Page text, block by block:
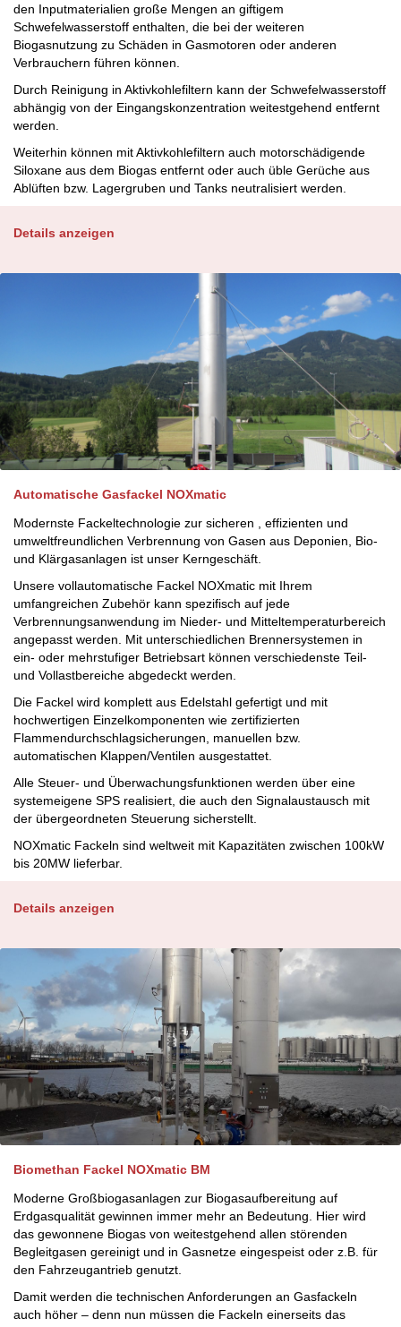
den Inputmaterialien große Mengen an giftigem
Schwefelwasserstoff enthalten, die bei der weiteren
Biogasnutzung zu Schäden in Gasmotoren oder anderen
Verbrauchern führen können.
Durch Reinigung in Aktivkohlefiltern kann der Schwefelwasserstoff
abhängig von der Eingangskonzentration weitestgehend entfernt
werden.
Weiterhin können mit Aktivkohlefiltern auch motorschädigende
Siloxane aus dem Biogas entfernt oder auch üble Gerüche aus
Ablüften bzw. Lagergruben und Tanks neutralisiert werden.
Details anzeigen
Automatische Gasfackel NOXmatic
Modernste Fackeltechnologie zur sicheren , effizienten und
umweltfreundlichen Verbrennung von Gasen aus Deponien, Bio-
und Klärgasanlagen ist unser Kerngeschäft.
Unsere vollautomatische Fackel NOXmatic mit Ihrem
umfangreichen Zubehör kann spezifisch auf jede
Verbrennungsanwendung im Nieder- und Mitteltemperaturbereich
angepasst werden. Mit unterschiedlichen Brennersystemen in
ein- oder mehrstufiger Betriebsart können verschiedenste Teil-
und Vollastbereiche abgedeckt werden.
Die Fackel wird komplett aus Edelstahl gefertigt und mit
hochwertigen Einzelkomponenten wie zertifizierten
Flammendurchschlagsicherungen, manuellen bzw.
automatischen Klappen/Ventilen ausgestattet.
Alle Steuer- und Überwachungsfunktionen werden über eine
systemeigene SPS realisiert, die auch den Signalaustausch mit
der übergeordneten Steuerung sicherstellt.
NOXmatic Fackeln sind weltweit mit Kapazitäten zwischen 100kW
bis 20MW lieferbar.
Details anzeigen
Biomethan Fackel NOXmatic BM
Moderne Großbiogasanlagen zur Biogasaufbereitung auf
Erdgasqualität gewinnen immer mehr an Bedeutung. Hier wird
das gewonnene Biogas von weitestgehend allen störenden
Begleitgasen gereinigt und in Gasnetze eingespeist oder z.B. für
den Fahrzeugantrieb genutzt.
Damit werden die technischen Anforderungen an Gasfackeln
auch höher – denn nun müssen die Fackeln einerseits das